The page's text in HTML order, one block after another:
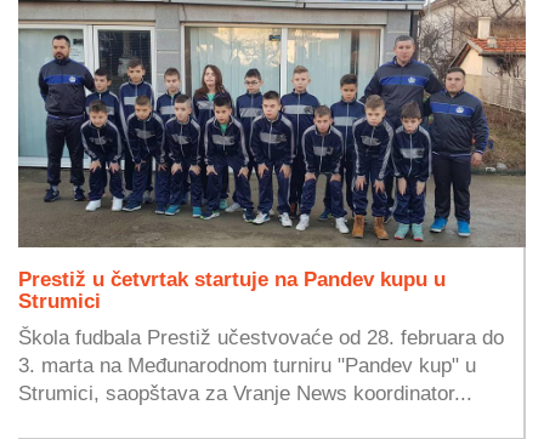
Prestiž u četvrtak startuje na Pandev kupu u
Strumici
Škola fudbala Prestiž učestvovaće od 28. februara do
3. marta na Međunarodnom turniru "Pandev kup" u
Strumici, saopštava za Vranje News koordinator...